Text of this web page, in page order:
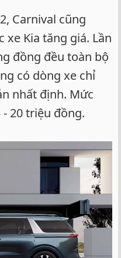
Carnival cũng
xe Kia tăng giá. Lần
đồng đều toàn bộ
có dòng xe chỉ
nhất định. Mức
20 triệu đồng.